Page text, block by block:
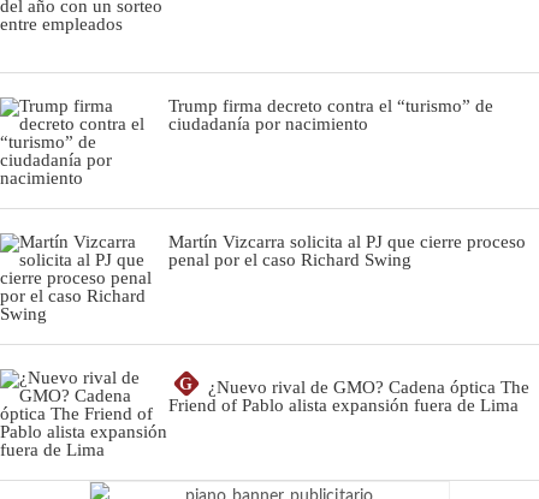
Trump firma decreto contra el “turismo” de
ciudadanía por nacimiento
Martín Vizcarra solicita al PJ que cierre proceso
penal por el caso Richard Swing
G
¿Nuevo rival de GMO? Cadena óptica The
Friend of Pablo alista expansión fuera de Lima